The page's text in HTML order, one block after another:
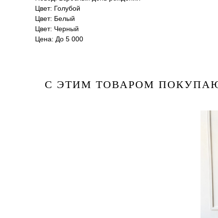
Цвет: Голубой
Цвет: Белый
Цвет: Черный
Цена: До 5 000
С ЭТИМ ТОВАРОМ